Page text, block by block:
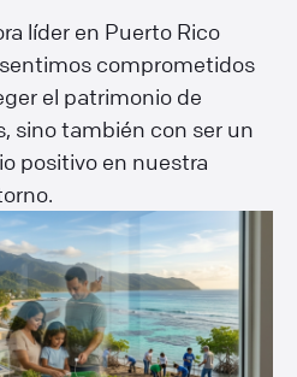
líder en Puerto Rico
comprometidos
el patrimonio de
sino también con ser un
positivo en nuestra